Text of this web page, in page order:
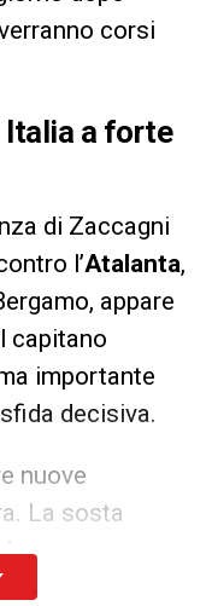
corsi
Italia a forte
di Zaccagni
l’Atalanta,
appare
capitano
importante
decisiva.
nuove
La sosta
ma senza
per